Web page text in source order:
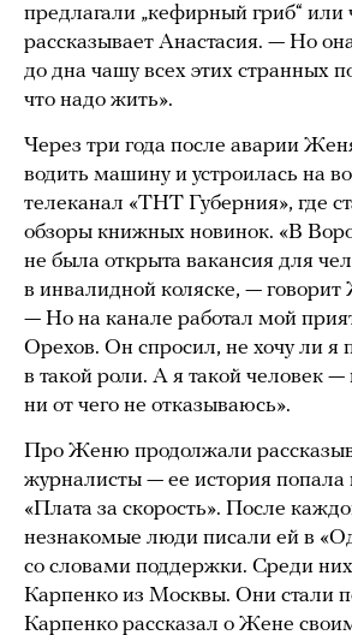
предлагали „кефирный гриб“ или
рассказывает Анастасия. — Но
до дна чашу всех этих странных
что надо жить».
Через три года после аварии
водить машину и устроилась на
телеканал «ТНТ Губерния», где
обзоры книжных новинок. «В
не была открыта вакансия для
в инвалидной коляске, —
— Но на канале работал мой
Орехов. Он спросил, не хочу ли я
в такой роли. А я такой человек —
ни от чего не отказываюсь».
Про Женю продолжали
журналисты — ее история
«Плата за скорость». После
незнакомые люди писали ей в
со словами поддержки. Среди
Карпенко из Москвы. Они стали
Карпенко рассказал о Жене